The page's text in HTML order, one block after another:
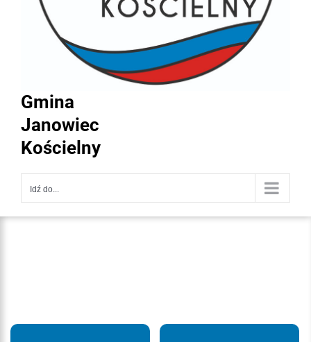
Gmina
Janowiec
Kościelny
Idź do...